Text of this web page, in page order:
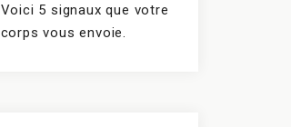
Voici 5 signaux que votre
corps vous envoie.